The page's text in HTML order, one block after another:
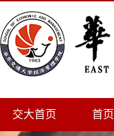
交大首页 首页